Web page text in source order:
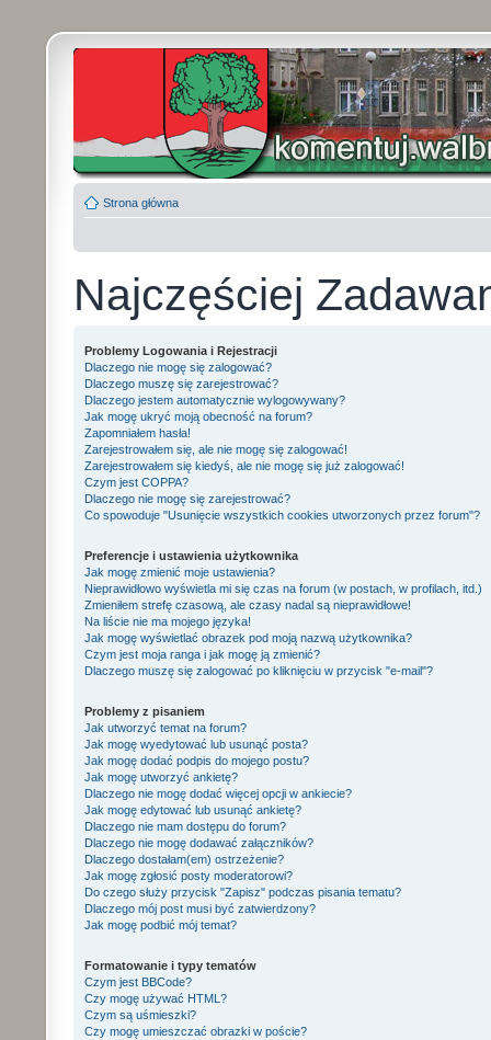
Strona główna
Najczęściej
Problemy Logowania i Rejestracji
Dlaczego nie mogę się zalogować?
Dlaczego muszę się zarejestrować?
Dlaczego jestem automatycznie wylogowywany?
Jak mogę ukryć moją obecność na forum?
Zapomniałem hasła!
Zarejestrowałem się, ale nie mogę się zalogować!
Zarejestrowałem się kiedyś, ale nie mogę się już zalogować!
Czym jest COPPA?
Dlaczego nie mogę się zarejestrować?
Co spowoduje "Usunięcie wszystkich cookies utworzonych przez forum"?
Preferencje i ustawienia użytkownika
Jak mogę zmienić moje ustawienia?
Nieprawidłowo wyświetla mi się czas na forum (w postach, w profilach, itd.)
Zmieniłem strefę czasową, ale czasy nadal są nieprawidłowe!
Na liście nie ma mojego języka!
Jak mogę wyświetlać obrazek pod moją nazwą użytkownika?
Czym jest moja ranga i jak mogę ją zmienić?
Dlaczego muszę się zalogować po kliknięciu w przycisk "e-mail"?
Problemy z pisaniem
Jak utworzyć temat na forum?
Jak mogę wyedytować lub usunąć posta?
Jak mogę dodać podpis do mojego postu?
Jak mogę utworzyć ankietę?
Dlaczego nie mogę dodać więcej opcji w ankiecie?
Jak mogę edytować lub usunąć ankietę?
Dlaczego nie mam dostępu do forum?
Dlaczego nie mogę dodawać załączników?
Dlaczego dostałam(em) ostrzeżenie?
Jak mogę zgłosić posty moderatorowi?
Do czego służy przycisk "Zapisz" podczas pisania tematu?
Dlaczego mój post musi być zatwierdzony?
Jak mogę podbić mój temat?
Formatowanie i typy tematów
Czym jest BBCode?
Czy mogę używać HTML?
Czym są uśmieszki?
Czy mogę umieszczać obrazki w poście?